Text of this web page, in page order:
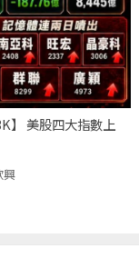
】 美股四大指數上
興